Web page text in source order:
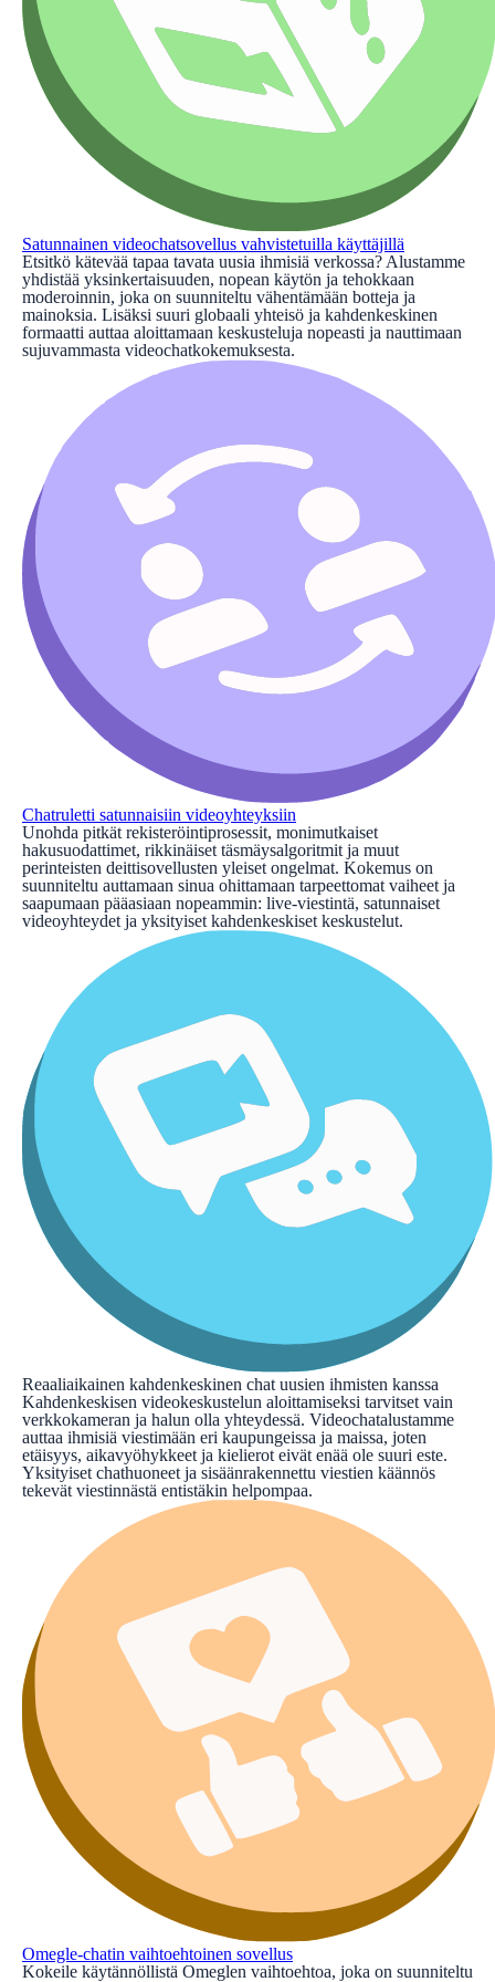
Satunnainen videochatsovellus vahvistetuilla käyttäjillä
Etsitkö kätevää tapaa tavata uusia ihmisiä verkossa? Alustamme
yhdistää yksinkertaisuuden, nopean käytön ja tehokkaan
moderoinnin, joka on suunniteltu vähentämään botteja ja
mainoksia. Lisäksi suuri globaali yhteisö ja kahdenkeskinen
formaatti auttaa aloittamaan keskusteluja nopeasti ja nauttimaan
sujuvammasta videochatkokemuksesta.
Chatruletti satunnaisiin videoyhteyksiin
Unohda pitkät rekisteröintiprosessit, monimutkaiset
hakusuodattimet, rikkinäiset täsmäysalgoritmit ja muut
perinteisten deittisovellusten yleiset ongelmat. Kokemus on
suunniteltu auttamaan sinua ohittamaan tarpeettomat vaiheet ja
saapumaan pääasiaan nopeammin: live-viestintä, satunnaiset
videoyhteydet ja yksityiset kahdenkeskiset keskustelut.
Reaaliaikainen kahdenkeskinen chat uusien ihmisten kanssa
Kahdenkeskisen videokeskustelun aloittamiseksi tarvitset vain
verkkokameran ja halun olla yhteydessä. Videochatalustamme
auttaa ihmisiä viestimään eri kaupungeissa ja maissa, joten
etäisyys, aikavyöhykkeet ja kielierot eivät enää ole suuri este.
Yksityiset chathuoneet ja sisäänrakennettu viestien käännös
tekevät viestinnästä entistäkin helpompaa.
Omegle-chatin vaihtoehtoinen sovellus
Kokeile käytännöllistä Omeglen vaihtoehtoa, joka on suunniteltu